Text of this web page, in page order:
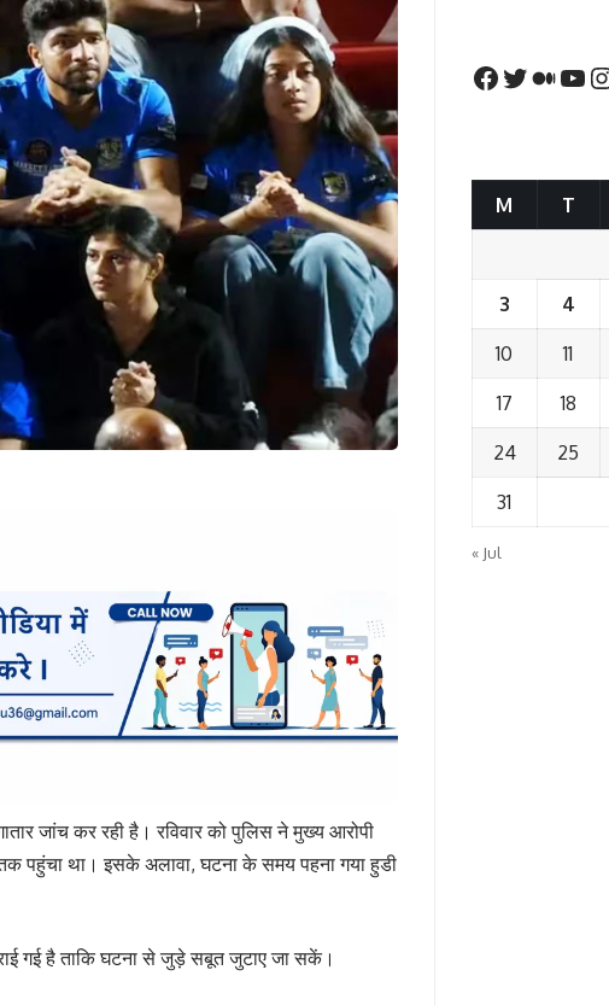
जांच कर रही है। रविवार को पुलिस ने मुख्य आरोपी
पहुंचा था। इसके अलावा, घटना के समय पहना गया हुडी
गई है ताकि घटना से जुड़े सबूत जुटाए जा सकें।
M T
3 4
10 11
17 18
24 25
31
« Jul